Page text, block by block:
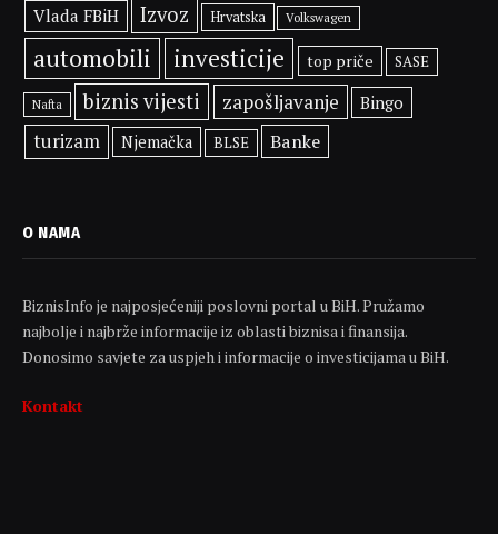
Vlada FBiH Izvoz Hrvatska Volkswagen
automobili investicije top priče SASE
Nafta biznis vijesti zapošljavanje Bingo
turizam Njemačka BLSE Banke
O NAMA
BiznisInfo je najposjećeniji poslovni portal u BiH. Pružamo
najbolje i najbrže informacije iz oblasti biznisa i finansija.
Donosimo savjete za uspjeh i informacije o investicijama u BiH.
Kontakt